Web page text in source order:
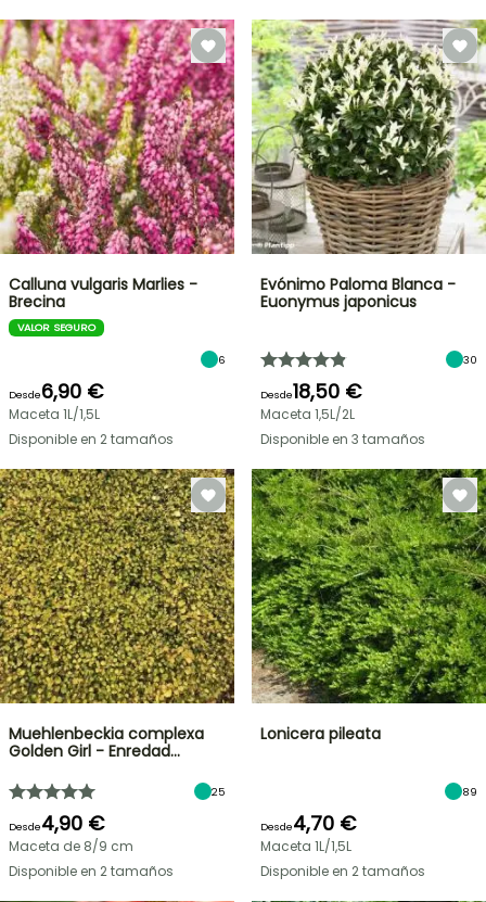
Calluna vulgaris Marlies -
Brecina
VALOR SEGURO
6
Desde6,90 €
Maceta 1L/1,5L
Disponible en 2 tamaños
Evónimo Paloma Blanca -
Euonymus japonicus
30
Desde18,50 €
Maceta 1,5L/2L
Disponible en 3 tamaños
Muehlenbeckia complexa
Golden Girl - Enredad…
25
Desde4,90 €
Maceta de 8/9 cm
Disponible en 2 tamaños
Lonicera pileata
89
Desde4,70 €
Maceta 1L/1,5L
Disponible en 2 tamaños